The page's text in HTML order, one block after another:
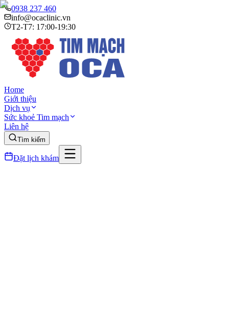
0938 237 460
info@ocaclinic.vn
T2-T7: 17:00-19:30
Home
Giới thiệu
Dịch vụ
Sức khoẻ Tim mạch
Liên hệ
Tìm kiếm
Đặt lịch khám